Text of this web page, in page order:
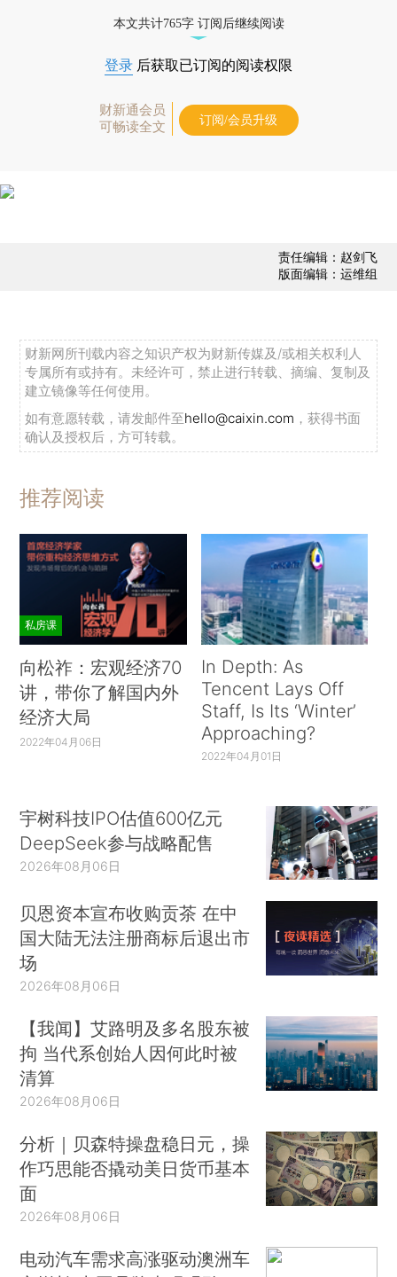
本文共计765字 订阅后继续阅读
登录 后获取已订阅的阅读权限
财新通会员
可畅读全文
订阅/会员升级
责任编辑：赵剑飞
版面编辑：运维组
财新网所刊载内容之知识产权为财新传媒及/或相关权利人
专属所有或持有。未经许可，禁止进行转载、摘编、复制及
建立镜像等任何使用。
如有意愿转载，请发邮件至hello@caixin.com ，获得书面
确认及授权后，方可转载。
推荐阅读
私房课
向松祚：宏观经济70
讲，带你了解国内外
经济大局
2022年04月06日
In Depth: As
Tencent Lays Off
Staff, Is Its ‘Winter’
Approaching?
2022年04月01日
宇树科技IPO估值600亿元
DeepSeek参与战略配售
2026年08月06日
贝恩资本宣布收购贡茶 在中
国大陆无法注册商标后退出市
场
2026年08月06日
【我闻】艾路明及多名股东被
拘 当代系创始人因何此时被
清算
2026年08月06日
分析｜贝森特操盘稳日元，操
作巧思能否撬动美日货币基本
面
2026年08月06日
电动汽车需求高涨驱动澳洲车